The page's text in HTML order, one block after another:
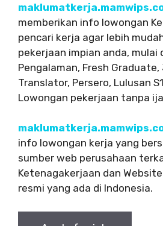
memberikan info lowongan
pencari kerja agar lebih
pekerjaan impian anda, mulai
Pengalaman, Fresh
Translator, Persero, Lulusan
Lowongan pekerjaan tanpa
info lowongan kerja yang
sumber web perusahaan
Ketenagakerjaan dan
resmi yang ada di Indonesia.